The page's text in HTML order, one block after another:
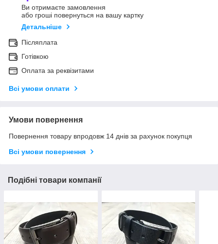
Ви отримаєте замовлення
або гроші повернуться на вашу картку
Детальніше
Післяплата
Готівкою
Оплата за реквізитами
Всі умови оплати
Умови повернення
Повернення товару впродовж 14 днів за рахунок покупця
Всі умови повернення
Подібні товари компанії